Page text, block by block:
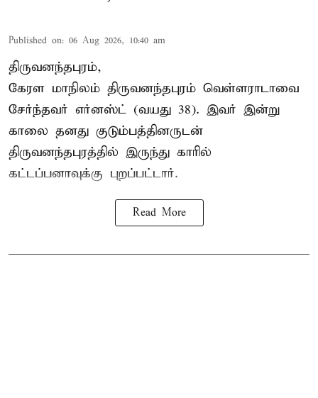
Published on: 06 Aug 2026, 10:40 am
திருவனந்தபுரம்,
கேரள மாநிலம் திருவனந்தபுரம் வெள்ளராடாவை
சேர்ந்தவர் எர்னஸ்ட் (வயது 38). இவர் இன்று
காலை தனது குடும்பத்தினருடன்
திருவனந்தபுரத்தில் இருந்து காரில்
கட்டப்பனாவுக்கு புறப்பட்டார்.
Read More